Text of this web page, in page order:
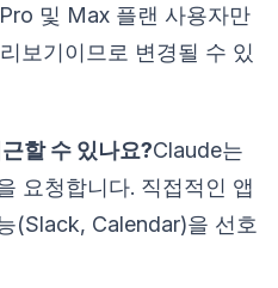
및 Max 플랜 사용자만
보기이므로 변경될 수 있
할 수 있나요?Claude는
요청합니다. 직접적인 앱
(Slack, Calendar)을 선호